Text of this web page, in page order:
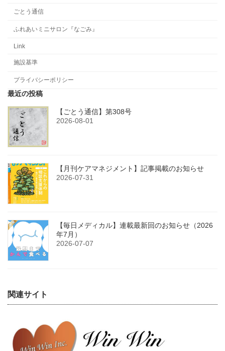
ごとう通信
ふれあいミニサロン『なごみ』
Link
施設基準
プライバシーポリシー
最近の投稿
【ごとう通信】第308号
2026-08-01
【月刊ケアマネジメント】記事掲載のお知らせ
2026-07-31
【毎日メディカル】連載最新回のお知らせ（2026
年7月）
2026-07-07
関連サイト